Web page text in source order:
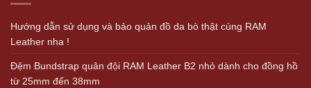
Hướng dẫn sử dụng và bảo quản đồ da bò thật cùng RAM
Leather nha !
Đệm Bundstrap quân đội RAM Leather B2 nhỏ dành cho đồng hồ
từ 25mm đến 38mm